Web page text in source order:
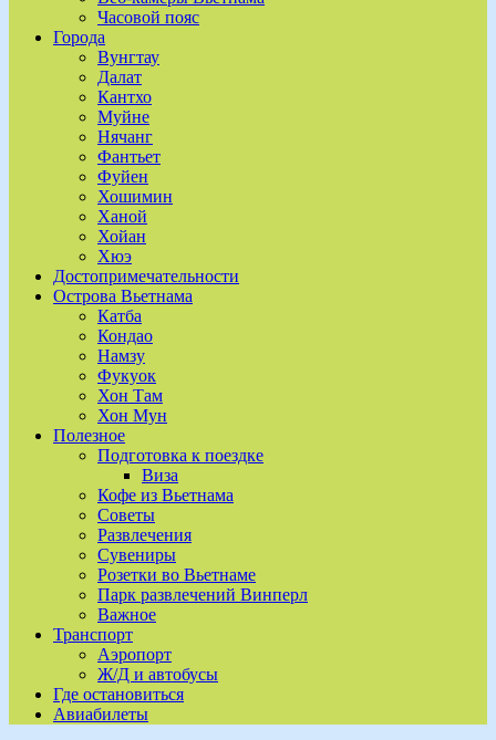
Часовой пояс
Города
Вунгтау
Далат
Кантхо
Муйне
Нячанг
Фантьет
Фуйен
Хошимин
Ханой
Хойан
Хюэ
Достопримечательности
Острова Вьетнама
Катба
Кондао
Намзу
Фукуок
Хон Там
Хон Мун
Полезное
Подготовка к поездке
Виза
Кофе из Вьетнама
Советы
Развлечения
Сувениры
Розетки во Вьетнаме
Парк развлечений Винперл
Важное
Транспорт
Аэропорт
Ж/Д и автобусы
Где остановиться
Авиабилеты